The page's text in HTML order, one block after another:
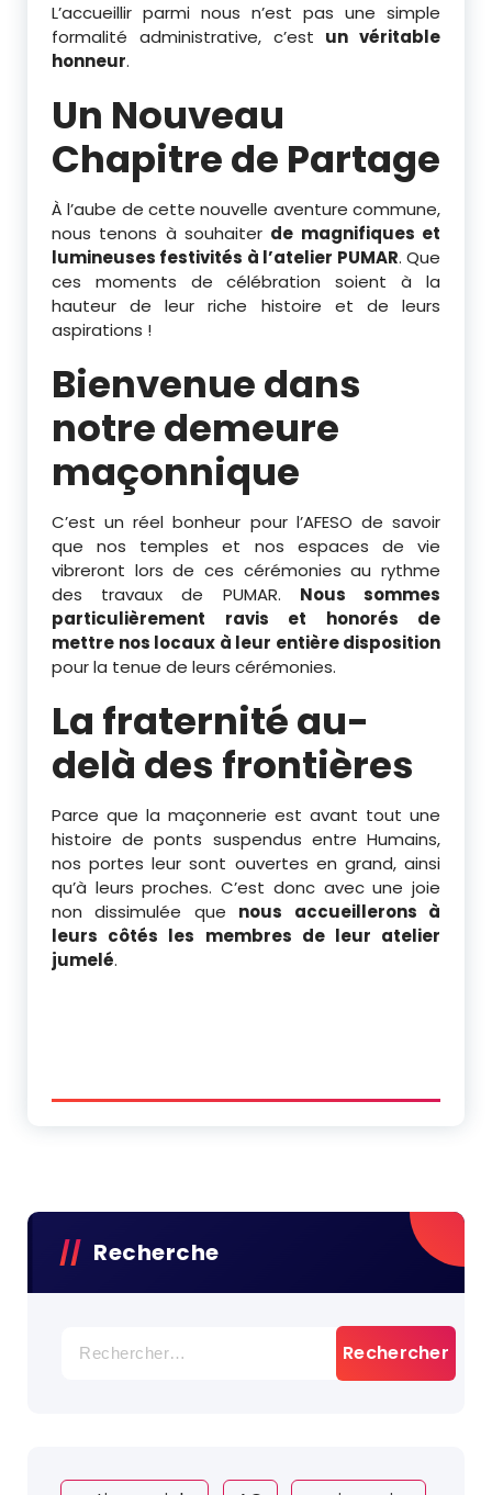
L’accueillir parmi nous n’est pas une simple
formalité administrative, c’est un véritable
honneur.
Un Nouveau
Chapitre de Partage
À l’aube de cette nouvelle aventure commune,
nous tenons à souhaiter de magnifiques et
lumineuses festivités à l’atelier PUMAR. Que
ces moments de célébration soient à la
hauteur de leur riche histoire et de leurs
aspirations !
Bienvenue dans
notre demeure
maçonnique
C’est un réel bonheur pour l’AFESO de savoir
que nos temples et nos espaces de vie
vibreront lors de ces cérémonies au rythme
des travaux de PUMAR. Nous sommes
particulièrement ravis et honorés de
mettre nos locaux à leur entière disposition
pour la tenue de leurs cérémonies.
La fraternité au-
delà des frontières
Parce que la maçonnerie est avant tout une
histoire de ponts suspendus entre Humains,
nos portes leur sont ouvertes en grand, ainsi
qu’à leurs proches. C’est donc avec une joie
non dissimulée que nous accueillerons à
leurs côtés les membres de leur atelier
jumelé.
Recherche